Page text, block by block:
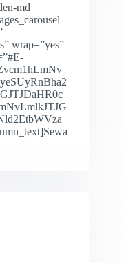
md
wrap=”yes”